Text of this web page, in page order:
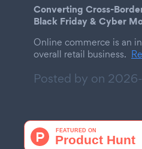
Converting Cross-
Black Friday & Cyber
Online commerce is an
overall retail business.
Posted by on